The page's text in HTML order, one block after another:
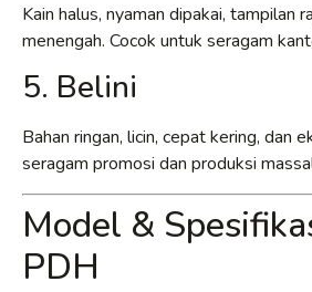
Kain halus, nyaman dipakai, tampilan
menengah. Cocok untuk seragam
5. Belini
Bahan ringan, licin, cepat kering, dan
seragam promosi dan produksi
Model &
PDH